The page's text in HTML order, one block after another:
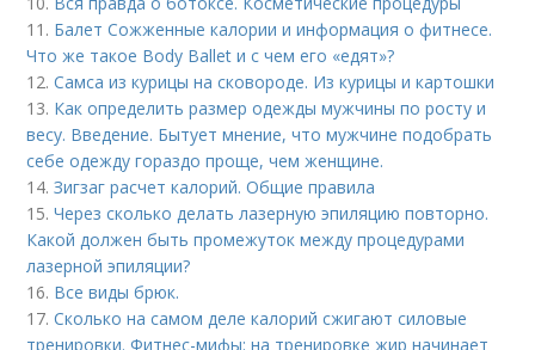
11. Балет Сожженные калории и информация о фитнесе.
Что же такое Body Ballet и с чем его «едят»?
12.Самса из курицы на сковороде. Из курицы и картошки
13. Как определить размер одежды мужчины по росту и
весу. Введение. Бытует мнение, что мужчине подобрать
себе одежду гораздо проще, чем женщине.
14.Зигзаг расчет калорий. Общие правила
15.Через сколько делать лазерную эпиляцию повторно.
Какой должен быть промежуток между процедурами
лазерной эпиляции?
16. Все виды брюк.
17.Сколько на самом деле калорий сжигают силовые
тренировки. Фитнес-мифы: на тренировке жир начинает